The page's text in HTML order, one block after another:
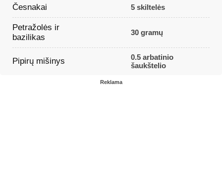
Česnakai 5 skiltelės
Petražolės ir
bazilikas
30 gramų
Pipirų mišinys
0.5 arbatinio
šaukštelio
Reklama